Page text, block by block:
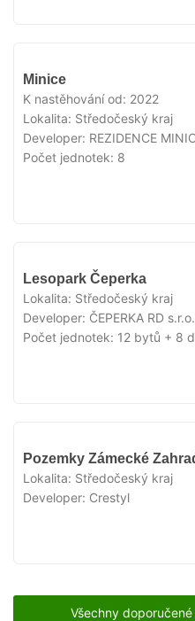
Minice
K nastěhování od: 2022
Lokalita: Středočeský kraj
Developer: REZIDENCE
Počet jednotek: 8
Lesopark Čeperka
Lokalita: Středočeský kraj
Developer: ČEPERKA RD s.r.o.
Počet jednotek: 12 bytů + 8
Pozemky Zámecké
Lokalita: Středočeský kraj
Developer: Crestyl
Všechny